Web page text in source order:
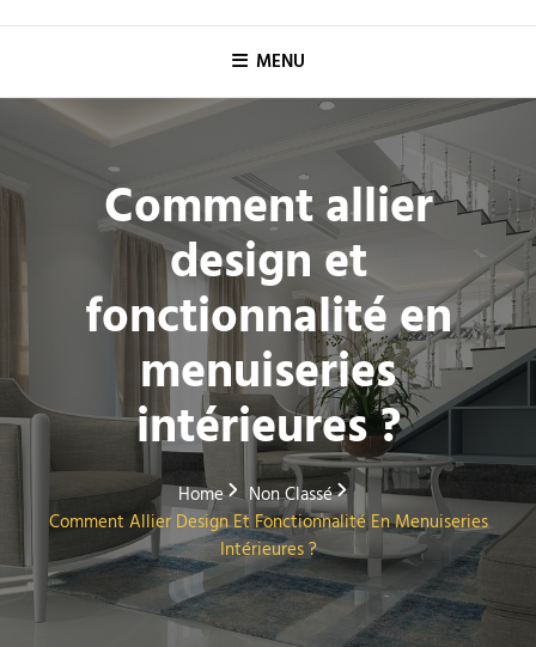
MENU
Comment allier
design et
fonctionnalité en
menuiseries
intérieures ?
Home
Non Classé
Comment Allier Design Et Fonctionnalité En Menuiseries
Intérieures ?